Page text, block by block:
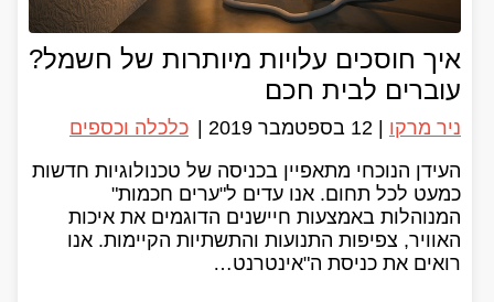
איך חוסכים עלויות מיותרות של חשמל?
עוברים לבית חכם
ניר מרקו 12 בספטמבר 2019
כלכלה וכספים
העידן הנוכחי מתאפיין בכניסה של טכנולוגיות חדשות
כמעט לכל תחום. אנו עדים ל"ערים חכמות"
המנוהלות באמצעות חיישנים הדוגמים את איכות
האוויר, צפיפות התנועות והתשתיות הקיימות. אנו
רואים את כניסת ה"אינטרנט…